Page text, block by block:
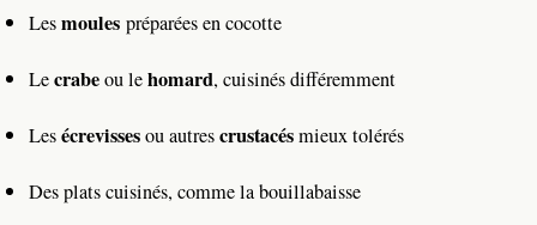
Lesmoules préparées en cocotte
Lecrabeou lehomard, cuisinés différemment
Lesécrevissesou autrescrustacésmieux tolérés
Des plats cuisinés, comme la bouillabaisse